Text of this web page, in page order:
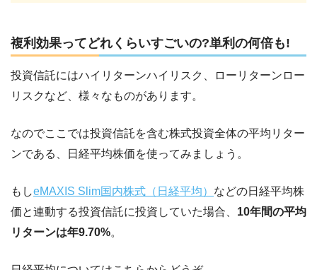
複利効果ってどれくらいすごいの?単利の何倍も!
投資信託にはハイリターンハイリスク、ローリターンロー
リスクなど、様々なものがあります。
なのでここでは投資信託を含む株式投資全体の平均リター
ンである、日経平均株価を使ってみましょう。
もしeMAXIS Slim国内株式（日経平均） などの日経平均株
価と連動する投資信託に投資していた場合、 10年間の平均
リターンは年9.70%。